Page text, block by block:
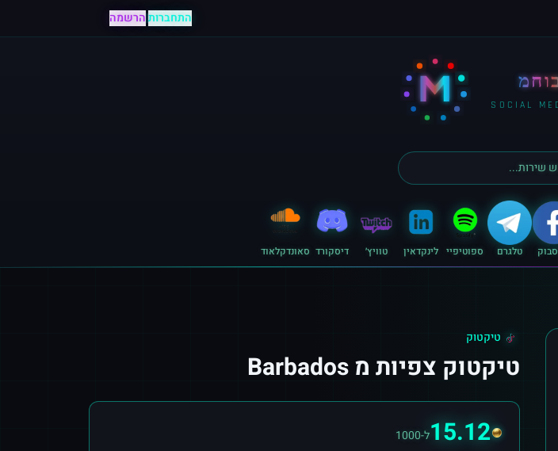
התחברות|הרשמה
M SOCIAL
טלגרם ספוטיפיי לינקדאין טוויץ׳ דיסקורד סאונדקלאוד
טיקטוק
טיקטוק צפיות מ Barbados
15.12ל-1000